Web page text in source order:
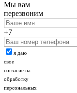
Мы вам
перезвоним
+7
я даю
свое
согласие на
обработку
персональных